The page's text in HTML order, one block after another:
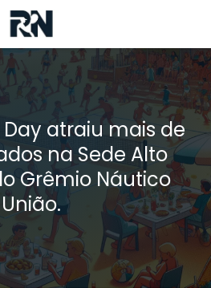
atraiu mais de
na Sede Alto
Grêmio Náutico
União.